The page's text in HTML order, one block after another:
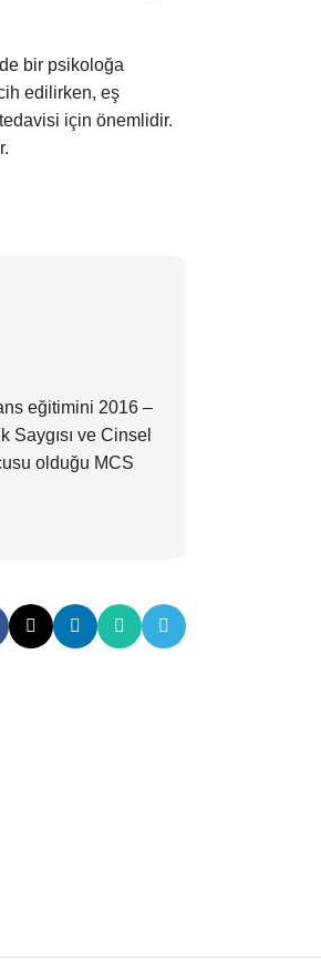
bir psikoloğa
edilirken, eş
için önemlidir.
eğitimini 2016 –
Saygısı ve Cinsel
olduğu MCS